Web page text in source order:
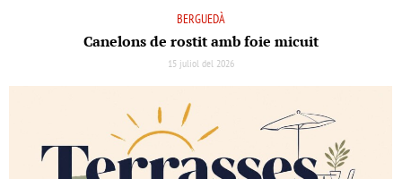
BERGUEDÀ
Canelons de rostit amb foie micuit
15 juliol del 2026